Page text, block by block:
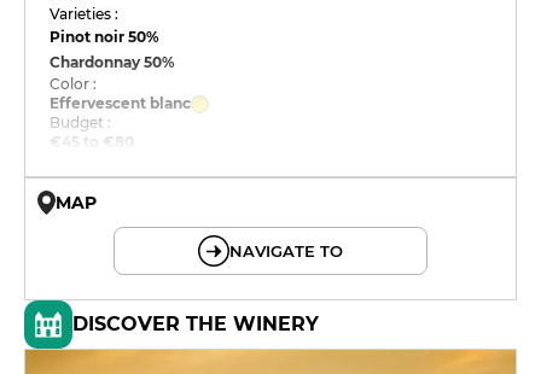
Varieties :
Pinot noir50%
Chardonnay50%
Color :
Effervescent blanc
Budget :
€45 to €80
MAP
NAVIGATE TO
DISCOVER THE WINERY